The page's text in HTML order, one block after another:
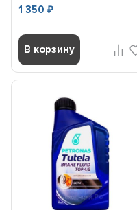
1 350₽
В корзину